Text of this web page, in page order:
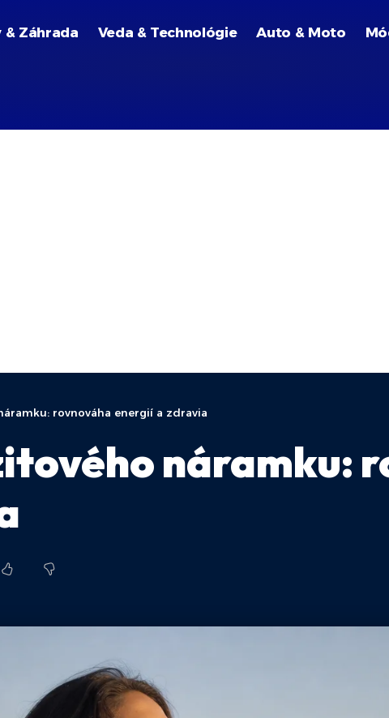
& Záhrada Veda & Technológie Auto & Moto
rovnováha energií a zdravia
náramku: